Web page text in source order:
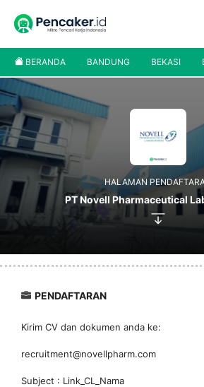
BERANDA BANDUNG BEKASI
HALAMAN
PT Novell Pharmaceutical
PENDAFTARAN
Kirim CV dan dokumen anda ke:
recruitment@novellpharm.com
Subject : Link_CL_Nama